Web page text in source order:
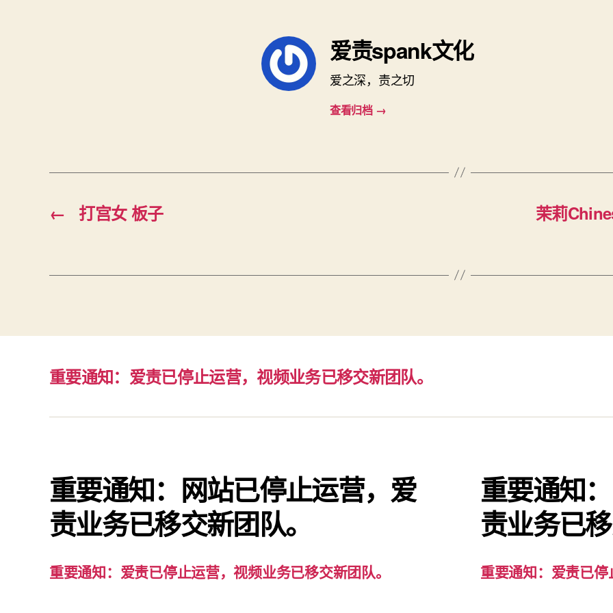
爱责spank文化
爱之深，责之切
查看归档 →
← 打宫女 板子 茉莉
重要通知：爱责已停止运营，视频业务已移交新团队。
重要通知：网站已停止运营，爱
责业务已移交新团队。
重要通知：爱责已停止运营，视频业务已移交新团队。
重要通知
责业务已
重要通知：爱责已